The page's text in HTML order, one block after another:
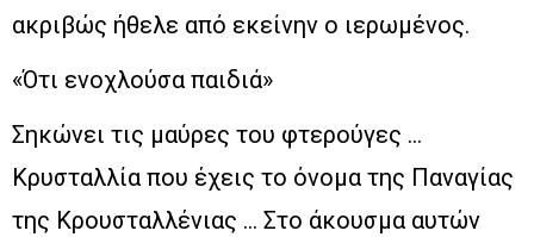
ακριβώς ήθελε από εκείνην ο ιερωμένος.
«Ότι ενοχλούσα παιδιά»
Σηκώνει τις μαύρες του φτερούγες …
Κρυσταλλία που έχεις το όνομα της Παναγίας
της Κρουσταλλένιας … Στο άκουσμα αυτών